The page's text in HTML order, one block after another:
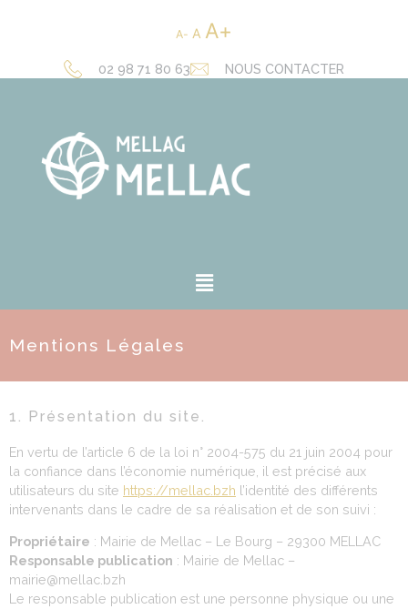
A A A
02 98 71 80 63 NOUS CONTACTER
Mentions Légales
1. Présentation du site.
En vertu de l’article 6 de la loi n° 2004-575 du 21 juin 2004 pour
la confiance dans l’économie numérique, il est précisé aux
utilisateurs du site https://mellac.bzh l’identité des différents
intervenants dans le cadre de sa réalisation et de son suivi :
Propriétaire : Mairie de Mellac – Le Bourg – 29300 MELLAC
Responsable publication : Mairie de Mellac –
mairie@mellac.bzh
Le responsable publication est une personne physique ou une